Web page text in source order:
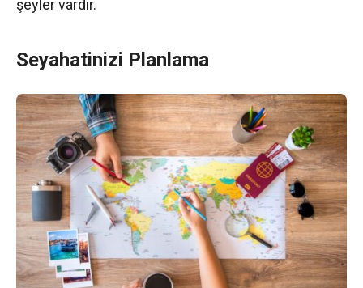
şeyler vardır.
Seyahatinizi Planlama